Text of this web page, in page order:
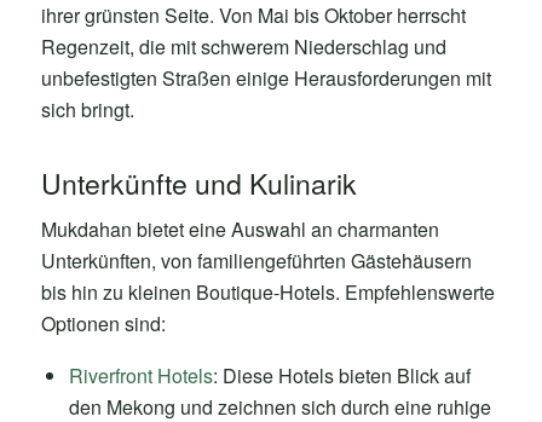
ihrer grünsten Seite. Von Mai bis Oktober herrscht
Regenzeit, die mit schwerem Niederschlag und
unbefestigten Straßen einige Herausforderungen mit
sich bringt.
Unterkünfte und Kulinarik
Mukdahan bietet eine Auswahl an charmanten
Unterkünften, von familiengeführten Gästehäusern
bis hin zu kleinen Boutique-Hotels. Empfehlenswerte
Optionen sind:
Riverfront Hotels: Diese Hotels bieten Blick auf
den Mekong und zeichnen sich durch eine ruhige